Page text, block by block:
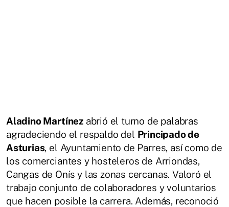
Aladino Martínezabrió el turno de palabras
agradeciendo el respaldo del Principado de
Asturias, el Ayuntamiento de Parres, así como de
los comerciantes y hosteleros de Arriondas,
Cangas de Onís y las zonas cercanas. Valoró el
trabajo conjunto de colaboradores y voluntarios
que hacen posible la carrera. Además, reconoció